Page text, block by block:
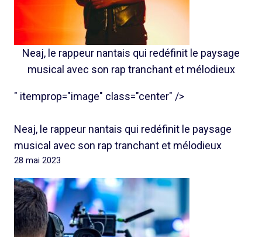
Neaj, le rappeur nantais qui redéfinit le paysage
musical avec son rap tranchant et mélodieux
" itemprop="image" class="center" />
Neaj, le rappeur nantais qui redéfinit le paysage
musical avec son rap tranchant et mélodieux
28 mai 2023